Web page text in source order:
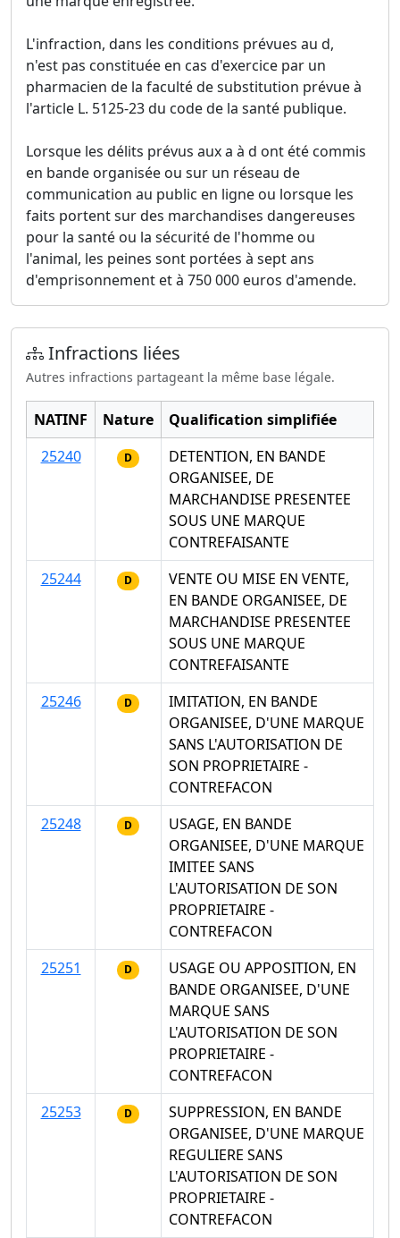
L'infraction, dans les conditions prévues au d,
n'est pas constituée en cas d'exercice par un
pharmacien de la faculté de substitution prévue à
l'article L. 5125-23 du code de la santé publique.
Lorsque les délits prévus aux a à d ont été commis
en bande organisée ou sur un réseau de
communication au public en ligne ou lorsque les
faits portent sur des marchandises dangereuses
pour la santé ou la sécurité de l'homme ou
l'animal, les peines sont portées à sept ans
d'emprisonnement et à 750 000 euros d'amende.
Infractions liées
Autres infractions partageant la même base légale.
NATINF Nature
Qualification simplifiée
25240
D
DETENTION, EN BANDE
ORGANISEE, DE
MARCHANDISE PRESENTEE
SOUS UNE MARQUE
CONTREFAISANTE
25244
D
VENTE OU MISE EN VENTE,
EN BANDE ORGANISEE, DE
MARCHANDISE PRESENTEE
SOUS UNE MARQUE
CONTREFAISANTE
25246
D
IMITATION, EN BANDE
ORGANISEE, D'UNE MARQUE
SANS L'AUTORISATION DE
SON PROPRIETAIRE -
CONTREFACON
25248
D
USAGE, EN BANDE
ORGANISEE, D'UNE MARQUE
IMITEE SANS
L'AUTORISATION DE SON
PROPRIETAIRE -
CONTREFACON
25251
D
USAGE OU APPOSITION, EN
BANDE ORGANISEE, D'UNE
MARQUE SANS
L'AUTORISATION DE SON
PROPRIETAIRE -
CONTREFACON
25253
D
SUPPRESSION, EN BANDE
ORGANISEE, D'UNE MARQUE
REGULIERE SANS
L'AUTORISATION DE SON
PROPRIETAIRE -
CONTREFACON